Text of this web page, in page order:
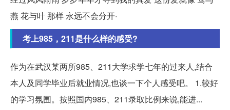
燕 花与叶 那样 永远不会分开·
考上985，211是什么样的感受?
作为在武汉某两所985、211大学求学七年的过来人,结合
本人及同学毕业后就业情况,也谈一下个人感受吧。 1.较好
的学习氛围。按照国内985、211录取比例来说,能进...